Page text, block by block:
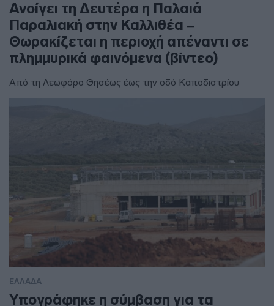
Ανοίγει τη Δευτέρα η Παλαιά
Παραλιακή στην Καλλιθέα –
Θωρακίζεται η περιοχή απέναντι σε
πλημμυρικά φαινόμενα (βίντεο)
Από τη Λεωφόρο Θησέως έως την οδό Καποδιστρίου
ΕΛΛΑΔΑ
Υπογράφηκε η σύμβαση για τα